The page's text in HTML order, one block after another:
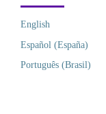
English
Español (España)
Português (Brasil)